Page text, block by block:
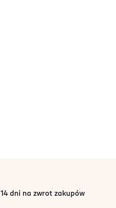
14 dni na zwrot zakupów